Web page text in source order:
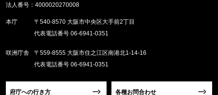
法人番号：4000020270008
本庁
〒540-8570 大阪市中央区大手前2丁目
代表電話番号 06-6941-0351
咲洲庁舎
〒559-8555 大阪市住之江区南港北1-14-16
代表電話番号 06-6941-0351
府庁への行き方 各種お問合わせ